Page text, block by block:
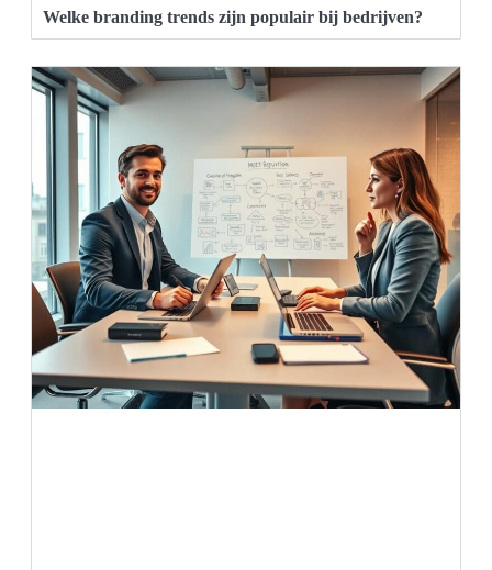
Welke branding trends zijn populair bij bedrijven?